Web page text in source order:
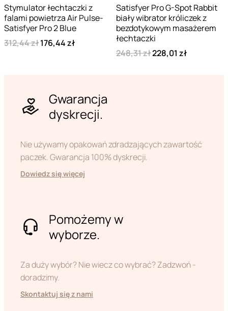
Stymulator łechtaczki z
falami powietrza Air Pulse-
Satisfyer Pro 2 Blue
312,44 zł176,44 zł
Satisfyer Pro G-Spot Rabbit
biały wibrator króliczek z
bezdotykowym masażerem
łechtaczki
248,31 zł228,01 zł
Gwarancja
dyskrecji.
Nie używamy opakowań zdradzających zawartość
paczek. Gwarancja 100% dyskrecji.
Dowiedz się więcej
Pomożemy w
wyborze.
Za duży wybór? Nie wiecz co wybrać? Zadzwoń -
doradzimy.
Skontaktuj się z nami